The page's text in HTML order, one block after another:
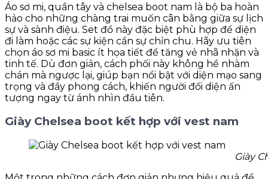
Áo sơ mi, quần tây và chelsea boot nam là bộ ba hoàn
hảo cho những chàng trai muốn cân bằng giữa sự lịch
sự và sành điệu. Set đồ này đặc biệt phù hợp để diện
đi làm hoặc các sự kiện cần sự chỉn chu. Hãy ưu tiên
chọn áo sơ mi basic ít họa tiết để tăng vẻ nhã nhặn và
tinh tế. Dù đơn giản, cách phối này không hề nhàm
chán mà ngược lại, giúp bạn nổi bật với diện mạo sang
trọng và đầy phong cách, khiến người đối diện ấn
tượng ngay từ ánh nhìn đầu tiên.
Giày Chelsea boot kết hợp với vest nam
Giày